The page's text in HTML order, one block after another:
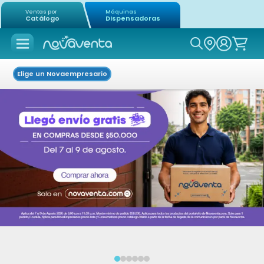
Ventas por
Catálogo
Máquinas
Dispensadoras
Icon of
Elige un Novaempresario